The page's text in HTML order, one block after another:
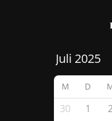
M D
30 1